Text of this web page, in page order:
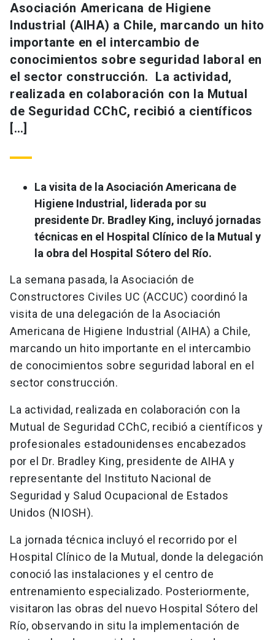
Asociación Americana de Higiene
Industrial (AIHA) a Chile, marcando un hito
importante en el intercambio de
conocimientos sobre seguridad laboral en
el sector construcción. La actividad,
realizada en colaboración con la Mutual
de Seguridad CChC, recibió a científicos
[…]
La visita de la Asociación Americana de
Higiene Industrial, liderada por su
presidente Dr. Bradley King, incluyó jornadas
técnicas en el Hospital Clínico de la Mutual y
la obra del Hospital Sótero del Río.
La semana pasada, la Asociación de
Constructores Civiles UC (ACCUC) coordinó la
visita de una delegación de la Asociación
Americana de Higiene Industrial (AIHA) a Chile,
marcando un hito importante en el intercambio
de conocimientos sobre seguridad laboral en el
sector construcción.
La actividad, realizada en colaboración con la
Mutual de Seguridad CChC, recibió a científicos y
profesionales estadounidenses encabezados
por el Dr. Bradley King, presidente de AIHA y
representante del Instituto Nacional de
Seguridad y Salud Ocupacional de Estados
Unidos (NIOSH).
La jornada técnica incluyó el recorrido por el
Hospital Clínico de la Mutual, donde la delegación
conoció las instalaciones y el centro de
entrenamiento especializado. Posteriormente,
visitaron las obras del nuevo Hospital Sótero del
Río, observando in situ la implementación de